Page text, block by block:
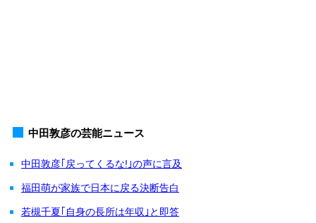
中田敦彦の芸能ニュース
中田敦彦｢戻ってくるな!｣の声に言及
福田萌が家族で日本に戻る決断告白
若槻千夏｢自身の長所は年収｣と即答